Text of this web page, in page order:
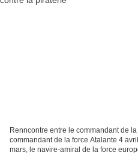
Renncontre entre le commandant de
commandant de la force Atalante 4
mars, le navire-amiral de la force